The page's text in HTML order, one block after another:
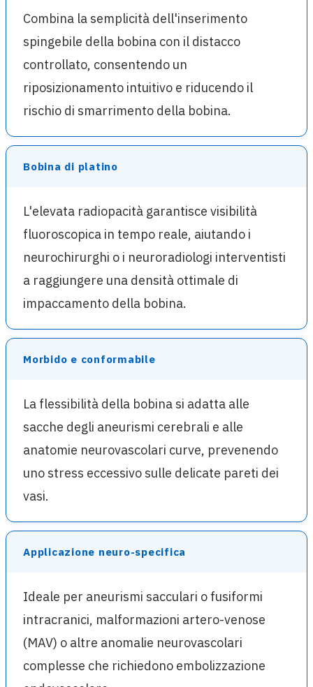
Combina la semplicità dell'inserimento
spingebile della bobina con il distacco
controllato, consentendo un
riposizionamento intuitivo e riducendo il
rischio di smarrimento della bobina.
Bobina di platino
L'elevata radiopacità garantisce visibilità
fluoroscopica in tempo reale, aiutando i
neurochirurghi o i neuroradiologi interventisti
a raggiungere una densità ottimale di
impaccamento della bobina.
Morbido e conformabile
La flessibilità della bobina si adatta alle
sacche degli aneurismi cerebrali e alle
anatomie neurovascolari curve, prevenendo
uno stress eccessivo sulle delicate pareti dei
vasi.
Applicazione neuro-specifica
Ideale per aneurismi sacculari o fusiformi
intracranici, malformazioni artero-venose
(MAV) o altre anomalie neurovascolari
complesse che richiedono embolizzazione